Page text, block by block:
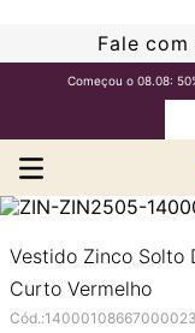
Fale com
Começou o 08.08:
Vestido Zinco Solto
Curto Vermelho
Cód.:14000108667000023